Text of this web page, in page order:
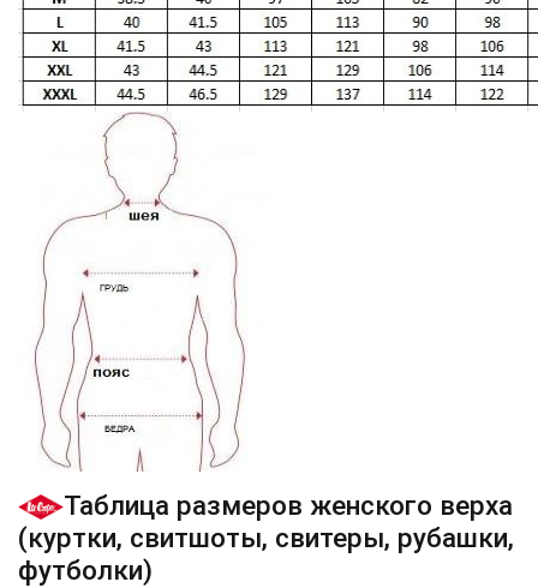
Таблица размеров женского верха
(куртки, свитшоты, свитеры, рубашки,
футболки)